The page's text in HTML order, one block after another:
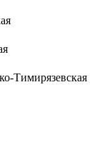
Тимирязевская